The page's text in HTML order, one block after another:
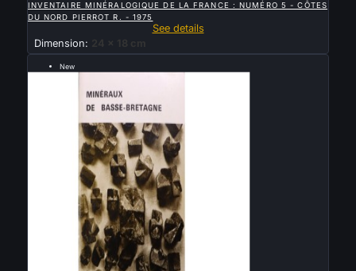
INVENTAIRE MINÉRALOGIQUE DE LA FRANCE : NUMÉRO 5 - CÔTES
DU NORD PIERROT R. - 1975
See details
Dimension:
24 x 18 cm
New
Sold